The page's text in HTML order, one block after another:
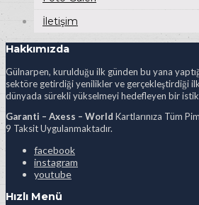
İletişim
Hakkımızda
Gülnarpen, kurulduğu ilk günden bu yana
sektöre getirdiği yenilikler ve gerçekleştirdiği
dünyada sürekli yükselmeyi hedefleyen bir
Garanti – Axess – World Kartlarınıza Tüm
9 Taksit Uygulanmaktadır.
facebook
instagram
youtube
Hızlı Menü